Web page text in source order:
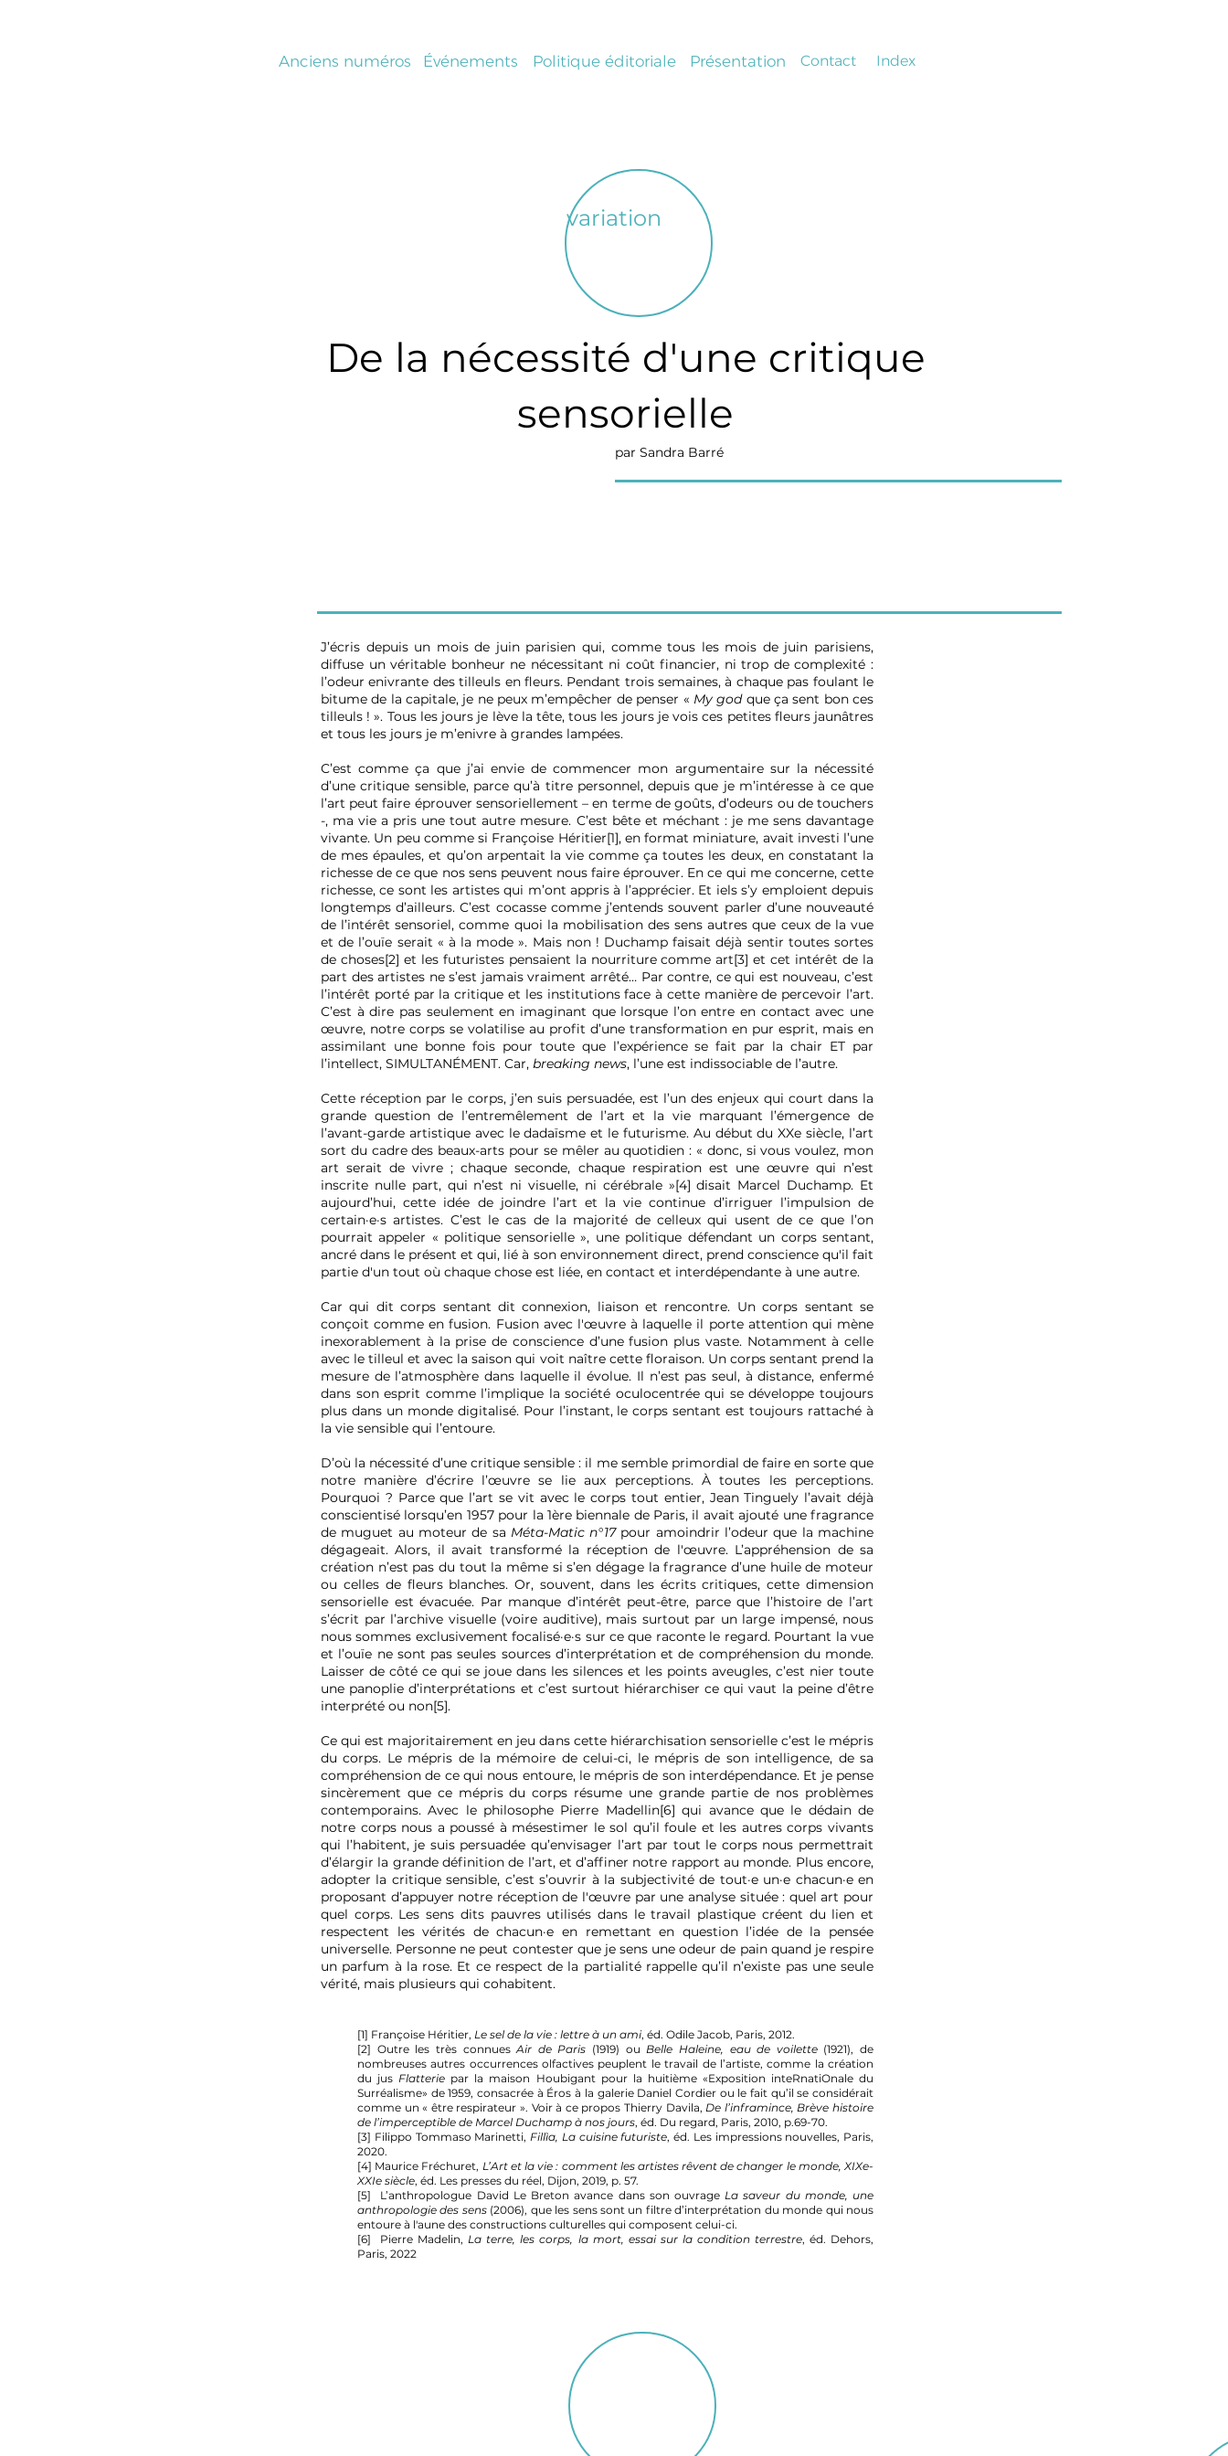
Anciens numéros Événements Politique éditoriale Présentation Contact Index
variation
De la nécessité d'une critique
sensorielle
par Sandra Barré
J’écris depuis un mois de juin parisien qui, comme tous les mois de juin parisiens,
diffuse un véritable bonheur ne nécessitant ni coût financier, ni trop de complexité :
l’odeur enivrante des tilleuls en fleurs. Pendant trois semaines, à chaque pas foulant le
bitume de la capitale, je ne peux m’empêcher de penser « My godque ça sent bon ces
tilleuls ! ». Tous les jours je lève la tête, tous les jours je vois ces petites fleurs jaunâtres
et tous les jours je m’enivre à grandes lampées.
C’est comme ça que j’ai envie de commencer mon argumentaire sur la nécessité
d’une critique sensible, parce qu’à titre personnel, depuis que je m’intéresse à ce que
l’art peut faire éprouver sensoriellement – en terme de goûts, d’odeurs ou de touchers
-, ma vie a pris une tout autre mesure. C’est bête et méchant : je me sens davantage
vivante. Un peu comme si Françoise Héritier[1], en format miniature, avait investi l’une
de mes épaules, et qu’on arpentait la vie comme ça toutes les deux, en constatant la
richesse de ce que nos sens peuvent nous faire éprouver. En ce qui me concerne, cette
richesse, ce sont les artistes qui m’ont appris à l’apprécier. Et iels s’y emploient depuis
longtemps d’ailleurs. C’est cocasse comme j’entends souvent parler d’une nouveauté
de l’intérêt sensoriel, comme quoi la mobilisation des sens autres que ceux de la vue
et de l’ouïe serait « à la mode ». Mais non ! Duchamp faisait déjà sentir toutes sortes
de choses[2] et les futuristes pensaient la nourriture comme art[3] et cet intérêt de la
part des artistes ne s’est jamais vraiment arrêté… Par contre, ce qui est nouveau, c’est
l’intérêt porté par la critique et les institutions face à cette manière de percevoir l’art.
C’est à dire pas seulement en imaginant que lorsque l’on entre en contact avec une
œuvre, notre corps se volatilise au profit d’une transformation en pur esprit, mais en
assimilant une bonne fois pour toute que l’expérience se fait par la chair ET par
l’intellect, SIMULTANÉMENT. Car, breaking news, l’une est indissociable de l’autre.
Cette réception par le corps, j’en suis persuadée, est l’un des enjeux qui court dans la
grande question de l’entremêlement de l’art et la vie marquant l’émergence de
l’avant-garde artistique avec le dadaïsme et le futurisme. Au début du XXe siècle, l’art
sort du cadre des beaux-arts pour se mêler au quotidien : « donc, si vous voulez, mon
art serait de vivre ; chaque seconde, chaque respiration est une œuvre qui n’est
inscrite nulle part, qui n’est ni visuelle, ni cérébrale »[4] disait Marcel Duchamp. Et
aujourd’hui, cette idée de joindre l’art et la vie continue d’irriguer l’impulsion de
certain·e·s artistes. C’est le cas de la majorité de celleux qui usent de ce que l’on
pourrait appeler « politique sensorielle », une politique défendant un corps sentant,
ancré dans le présent et qui, lié à son environnement direct, prend conscience qu'il fait
partie d'un tout où chaque chose est liée, en contact et interdépendante à une autre.
Car qui dit corps sentant dit connexion, liaison et rencontre. Un corps sentant se
conçoit comme en fusion. Fusion avec l'œuvre à laquelle il porte attention qui mène
inexorablement à la prise de conscience d’une fusion plus vaste. Notamment à celle
avec le tilleul et avec la saison qui voit naître cette floraison. Un corps sentant prend la
mesure de l’atmosphère dans laquelle il évolue. Il n’est pas seul, à distance, enfermé
dans son esprit comme l’implique la société oculocentrée qui se développe toujours
plus dans un monde digitalisé. Pour l’instant, le corps sentant est toujours rattaché à
la vie sensible qui l’entoure.
D’où la nécessité d’une critique sensible : il me semble primordial de faire en sorte que
notre manière d’écrire l’œuvre se lie aux perceptions. À toutes les perceptions.
Pourquoi ? Parce que l’art se vit avec le corps tout entier, Jean Tinguely l’avait déjà
conscientisé lorsqu’en 1957 pour la 1ère biennale de Paris, il avait ajouté une fragrance
de muguet au moteur de sa Méta-Matic n°17pour amoindrir l’odeur que la machine
dégageait. Alors, il avait transformé la réception de l'œuvre. L’appréhension de sa
création n’est pas du tout la même si s’en dégage la fragrance d’une huile de moteur
ou celles de fleurs blanches. Or, souvent, dans les écrits critiques, cette dimension
sensorielle est évacuée. Par manque d’intérêt peut-être, parce que l’histoire de l’art
s’écrit par l’archive visuelle (voire auditive), mais surtout par un large impensé, nous
nous sommes exclusivement focalisé·e·s sur ce que raconte le regard. Pourtant la vue
et l’ouïe ne sont pas seules sources d’interprétation et de compréhension du monde.
Laisser de côté ce qui se joue dans les silences et les points aveugles, c’est nier toute
une panoplie d’interprétations et c’est surtout hiérarchiser ce qui vaut la peine d’être
interprété ou non[5].
Ce qui est majoritairement en jeu dans cette hiérarchisation sensorielle c’est le mépris
du corps. Le mépris de la mémoire de celui-ci, le mépris de son intelligence, de sa
compréhension de ce qui nous entoure, le mépris de son interdépendance. Et je pense
sincèrement que ce mépris du corps résume une grande partie de nos problèmes
contemporains. Avec le philosophe Pierre Madellin[6] qui avance que le dédain de
notre corps nous a poussé à mésestimer le sol qu’il foule et les autres corps vivants
qui l’habitent, je suis persuadée qu’envisager l’art par tout le corps nous permettrait
d’élargir la grande définition de l’art, et d’affiner notre rapport au monde. Plus encore,
adopter la critique sensible, c’est s’ouvrir à la subjectivité de tout·e un·e chacun·e en
proposant d’appuyer notre réception de l'œuvre par une analyse située : quel art pour
quel corps. Les sens dits pauvres utilisés dans le travail plastique créent du lien et
respectent les vérités de chacun·e en remettant en question l’idée de la pensée
universelle. Personne ne peut contester que je sens une odeur de pain quand je respire
un parfum à la rose. Et ce respect de la partialité rappelle qu’il n’existe pas une seule
vérité, mais plusieurs qui cohabitent.
[1] Françoise Héritier, Le sel de la vie : lettre à un ami, éd. Odile Jacob, Paris, 2012.
[2] Outre les très connuesAir de Paris (1919) ouBelle Haleine, eau de voilette(1921), de
nombreuses autres occurrences olfactives peuplent le travail de l’artiste, comme la création
du jusFlatterie par la maison Houbigant pour la huitième «Exposition inteRnatiOnale du
Surréalisme» de 1959, consacrée à Éros à la galerie Daniel Cordier ou le fait qu’il se considérait
comme un « être respirateur ». Voir à ce propos Thierry Davila,De l’inframince, Brève histoire
de l’imperceptible de Marcel Duchamp à nos jours, éd. Du regard, Paris, 2010, p.69-70.
[3] Filippo Tommaso Marinetti, Fillìa, La cuisine futuriste, éd. Les impressions nouvelles, Paris,
2020.
[4] Maurice Fréchuret, L’Art et la vie : comment les artistes rêvent de changer le monde, XIXe-
XXIe siècle, éd. Les presses du réel, Dijon, 2019, p. 57.
[5] L’anthropologue David Le Breton avance dans son ouvrageLa saveur du monde, une
anthropologie des sens(2006), que les sens sont un filtre d’interprétation du monde qui nous
entoure à l'aune des constructions culturelles qui composent celui-ci.
[6] Pierre Madelin,La terre, les corps, la mort, essai sur la condition terrestre, éd. Dehors,
Paris, 2022